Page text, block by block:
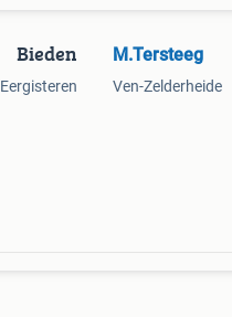
Bieden
Eergisteren
M.Tersteeg
Ven-Zelderheide